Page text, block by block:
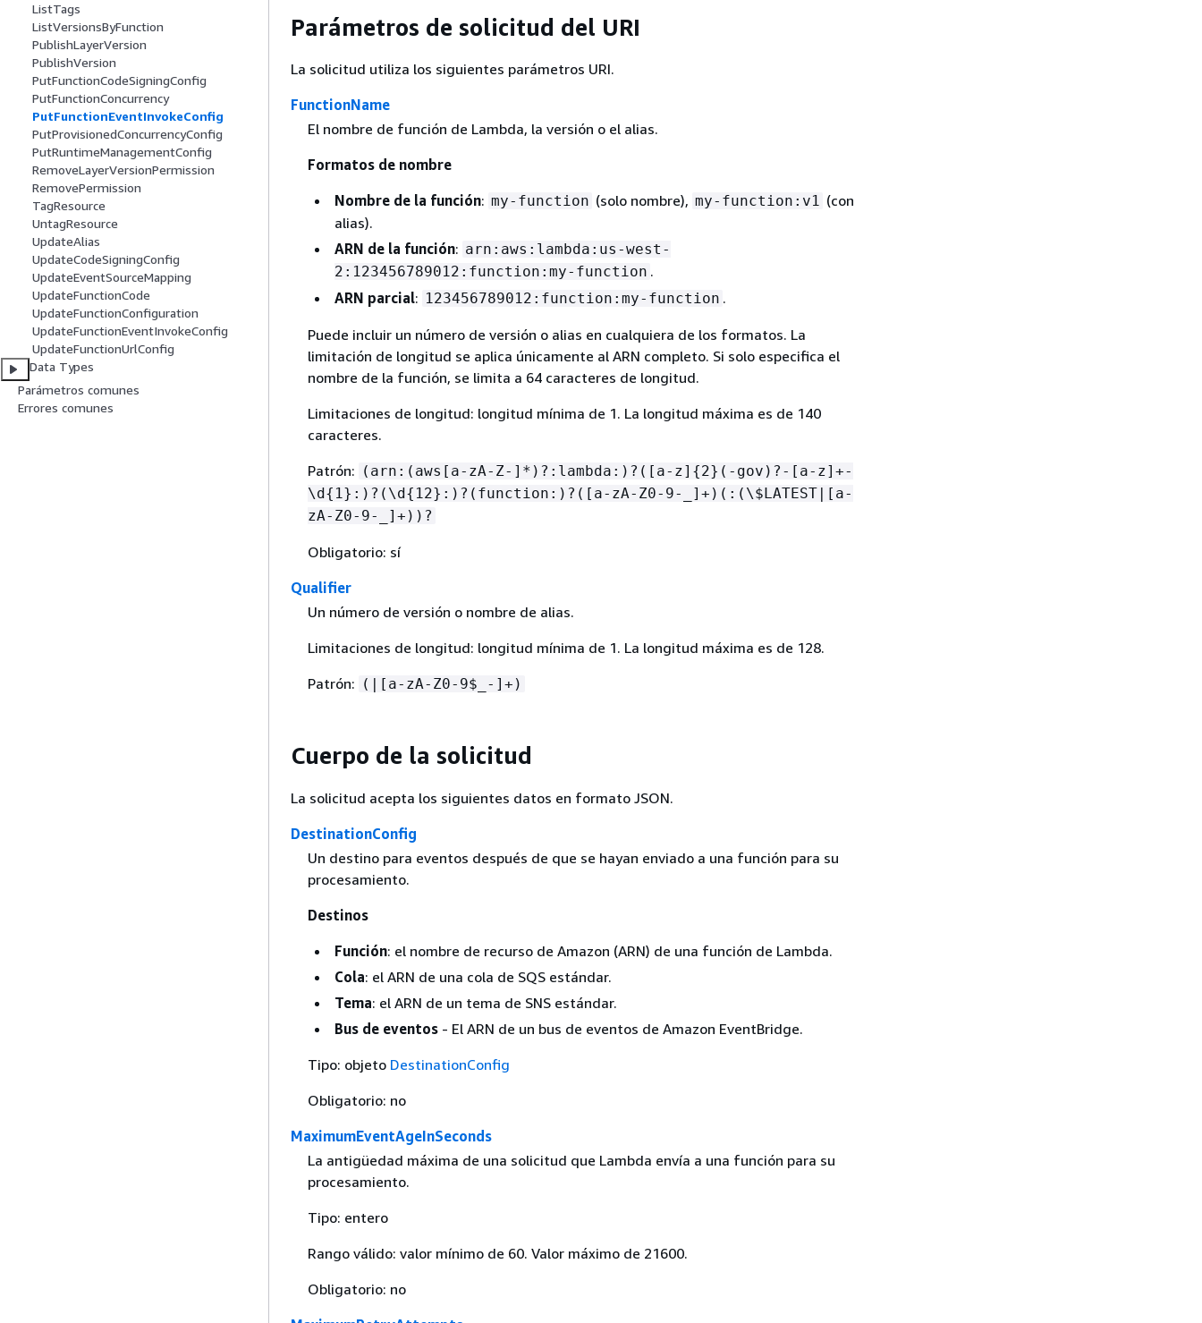
ListTags
ListVersionsByFunction
PublishLayerVersion
PublishVersion
PutFunctionCodeSigningConfig
PutFunctionConcurrency
PutFunctionEventInvokeConfig
PutProvisionedConcurrencyConfig
PutRuntimeManagementConfig
RemoveLayerVersionPermission
RemovePermission
TagResource
UntagResource
UpdateAlias
UpdateCodeSigningConfig
UpdateEventSourceMapping
UpdateFunctionCode
UpdateFunctionConfiguration
UpdateFunctionEventInvokeConfig
UpdateFunctionUrlConfig
Data Types
Parámetros comunes
Errores comunes
Parámetros de solicitud del URI
La solicitud utiliza los siguientes parámetros URI.
FunctionName
El nombre de función de Lambda, la versión o el alias.
Formatos de nombre
Nombre de la función: my-function (solo nombre), my-function:v1 (con
alias).
ARN de la función: arn:aws:lambda:us-west-
2:123456789012:function:my-function .
ARN parcial: 123456789012:function:my-function .
Puede incluir un número de versión o alias en cualquiera de los formatos. La
limitación de longitud se aplica únicamente al ARN completo. Si solo especifica el
nombre de la función, se limita a 64 caracteres de longitud.
Limitaciones de longitud: longitud mínima de 1. La longitud máxima es de 140
caracteres.
Patrón: (arn:(aws[a-zA-Z-]*)?:lambda:)?([a-z] {2}(-gov)?-[a-z]+-
\d{ 1}:)?(\d{ 12}:)?(function:)?([a-zA-Z0-9-_]+)(:(\$LATEST|[a-
zA-Z0-9-_]+))?
Obligatorio: sí
Qualifier
Un número de versión o nombre de alias.
Limitaciones de longitud: longitud mínima de 1. La longitud máxima es de 128.
Patrón: (|[a-zA-Z0-9$_-]+)
Cuerpo de la solicitud
La solicitud acepta los siguientes datos en formato JSON.
DestinationConfig
Un destino para eventos después de que se hayan enviado a una función para su
procesamiento.
Destinos
Función: el nombre de recurso de Amazon (ARN) de una función de Lambda.
Cola: el ARN de una cola de SQS estándar.
Tema: el ARN de un tema de SNS estándar.
Bus de eventos- El ARN de un bus de eventos de Amazon EventBridge.
Tipo: objeto DestinationConfig
Obligatorio: no
MaximumEventAgeInSeconds
La antigüedad máxima de una solicitud que Lambda envía a una función para su
procesamiento.
Tipo: entero
Rango válido: valor mínimo de 60. Valor máximo de 21600.
Obligatorio: no